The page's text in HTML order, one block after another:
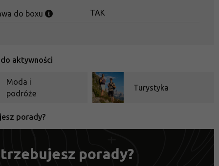
do boxu TAK
aktywności
Moda i
podróże
Turystyka
porady?
porady?